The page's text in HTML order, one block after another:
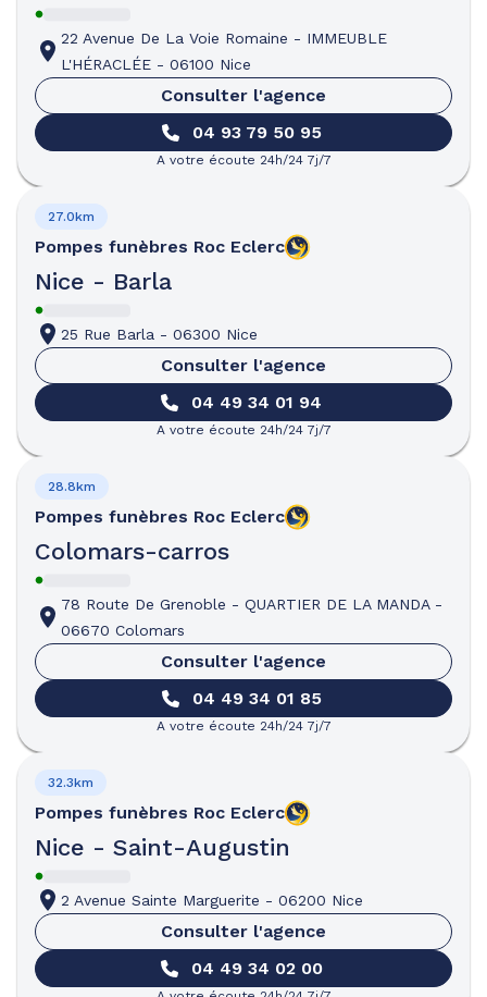
22 Avenue De La Voie Romaine - IMMEUBLE
L'HÉRACLÉE - 06100 Nice
Consulter l'agence
04 93 79 50 95
A votre écoute 24h/24 7j/7
Pompes funèbres Roc Eclerc
Nice - Barla
27.0km
25 Rue Barla - 06300 Nice
Consulter l'agence
04 49 34 01 94
A votre écoute 24h/24 7j/7
Pompes funèbres Roc Eclerc
Colomars-carros
28.8km
78 Route De Grenoble - QUARTIER DE LA MANDA-
06670 Colomars
Consulter l'agence
04 49 34 01 85
A votre écoute 24h/24 7j/7
Pompes funèbres Roc Eclerc
Nice - Saint-Augustin
32.3km
2 Avenue Sainte Marguerite - 06200 Nice
Consulter l'agence
04 49 34 02 00